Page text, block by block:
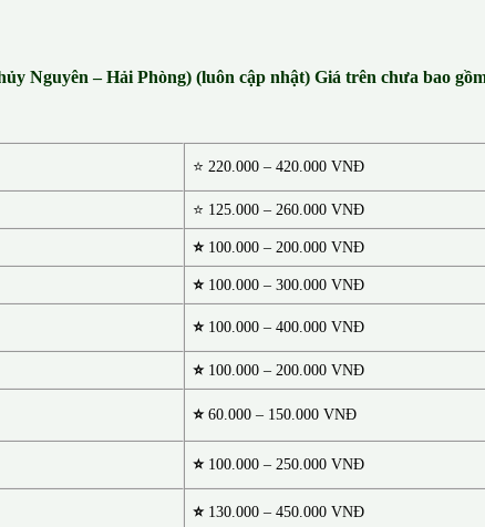
Nguyên – Hải Phòng) (luôn cập nhật) Giá trên chưa bao
⭐ 220.000 – 420.000 VNĐ
⭐ 125.000 – 260.000 VNĐ
⭐ 100.000 – 200.000 VNĐ
⭐100.000 – 300.000 VNĐ
⭐100.000 – 400.000 VNĐ
⭐100.000 – 200.000 VNĐ
⭐60.000 – 150.000 VNĐ
⭐ 100.000 – 250.000 VNĐ
⭐130.000 – 450.000 VNĐ